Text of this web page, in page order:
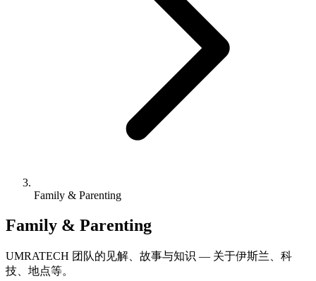
Family & Parenting
Family & Parenting
UMRATECH 团队的见解、故事与知识 — 关于伊斯兰、科
技、地点等。